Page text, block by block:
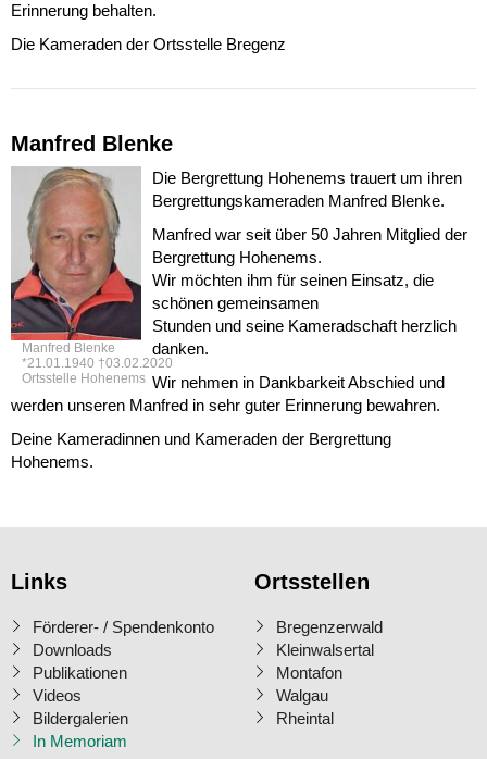
Erinnerung behalten.
Die Kameraden der Ortsstelle Bregenz
Manfred Blenke
Manfred Blenke
*21.01.1940 †03.02.2020
Ortsstelle Hohenems
Die Bergrettung Hohenems trauert um ihren
Bergrettungskameraden Manfred Blenke.
Manfred war seit über 50 Jahren Mitglied der
Bergrettung Hohenems.
Wir möchten ihm für seinen Einsatz, die
schönen gemeinsamen
Stunden und seine Kameradschaft herzlich
danken.
Wir nehmen in Dankbarkeit Abschied und
werden unseren Manfred in sehr guter Erinnerung bewahren.
Deine Kameradinnen und Kameraden der Bergrettung
Hohenems.
Links
Förderer- / Spendenkonto
Downloads
Publikationen
Videos
Bildergalerien
In Memoriam
Ortsstellen
Bregenzerwald
Kleinwalsertal
Montafon
Walgau
Rheintal